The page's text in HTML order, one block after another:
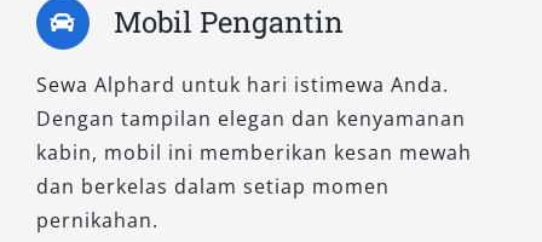
Sebagai varian menengah, tipe ini
menyeimbangkan fitur dan harga. Alphard 2.5
G CVT memiliki desain eksterior gagah, fitur
keselamatan lengkap, serta ruang kabin luas
untuk mendukung kegiatan operasional harian
maupun acara keluarga. Pilihan warna standar
tetap memancarkan kesan profesional dan
Mobil Pengantin
Sewa Alphard untuk hari istimewa Anda.
Dengan tampilan elegan dan kenyamanan
kabin, mobil ini memberikan kesan mewah
dan berkelas dalam setiap momen
pernikahan.